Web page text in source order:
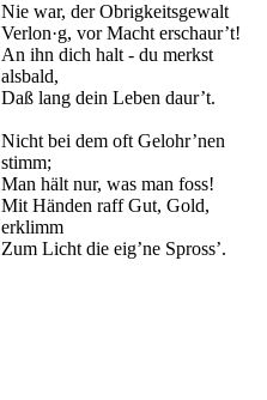
Nie war, der Obrigkeitsgewalt
Verlon·g, vor Macht erschaur’t!
An ihn dich halt - du merkst
alsbald,
Daß lang dein Leben daur’t.
Nicht bei dem oft Gelohr’nen
stimm;
Man hält nur, was man foss!
Mit Händen raff Gut, Gold,
erklimm
Zum Licht die eig’ne Spross’.